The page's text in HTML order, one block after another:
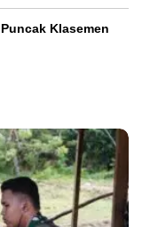
Klasemen